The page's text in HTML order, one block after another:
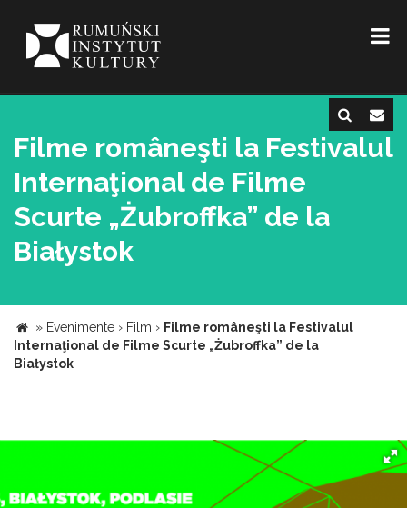
Filme româneşti la Festivalul
Internaţional de Filme
Scurte „Żubroffka” de la
Białystok
» Evenimente › Film › Filme româneşti la Festivalul
Internaţional de Filme Scurte „Żubroffka” de la
Białystok